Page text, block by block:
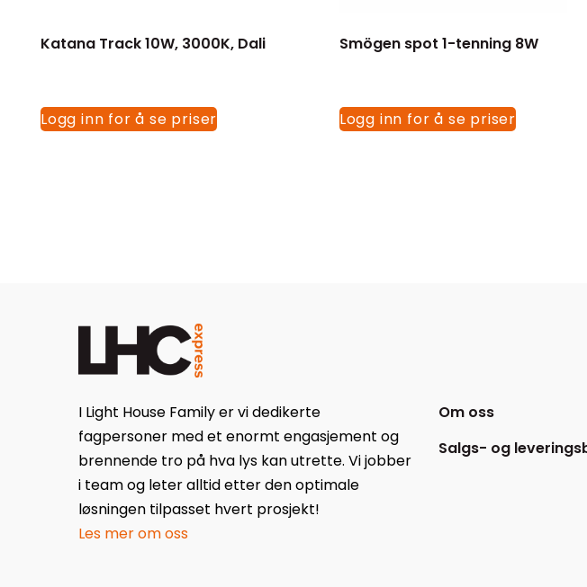
Katana Track 10W, 3000K, Dali
Logg inn for å se priser
Smögen spot 1-tenning 8W
Logg inn for å se priser
I Light House Family er vi dedikerte
fagpersoner med et enormt engasjement og
brennende tro på hva lys kan utrette. Vi jobber
i team og leter alltid etter den optimale
løsningen tilpasset hvert prosjekt!
Les mer om oss
Om oss
Salgs- og